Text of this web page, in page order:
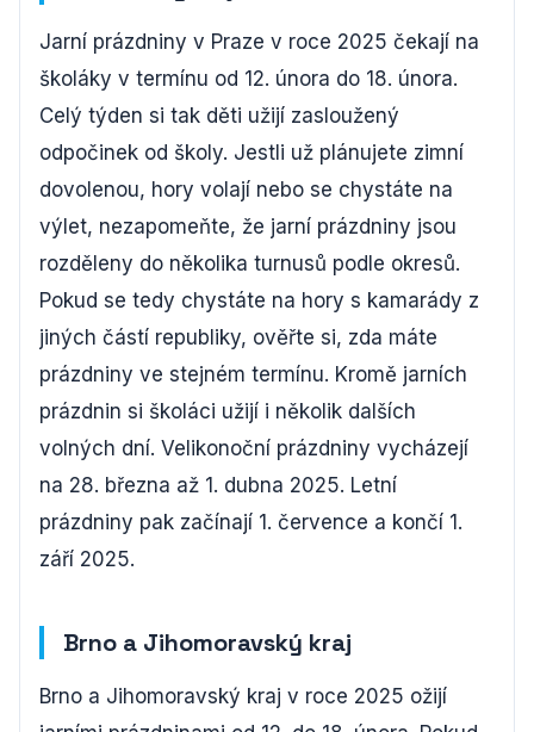
Jarní prázdniny v Praze v roce 2025 čekají na
školáky v termínu od 12. února do 18. února.
Celý týden si tak děti užijí zasloužený
odpočinek od školy. Jestli už plánujete zimní
dovolenou, hory volají nebo se chystáte na
výlet, nezapomeňte, že jarní prázdniny jsou
rozděleny do několika turnusů podle okresů.
Pokud se tedy chystáte na hory s kamarády z
jiných částí republiky, ověřte si, zda máte
prázdniny ve stejném termínu. Kromě jarních
prázdnin si školáci užijí i několik dalších
volných dní. Velikonoční prázdniny vycházejí
na 28. března až 1. dubna 2025. Letní
prázdniny pak začínají 1. července a končí 1.
září 2025.
Brno a Jihomoravský kraj
Brno a Jihomoravský kraj v roce 2025 ožijí